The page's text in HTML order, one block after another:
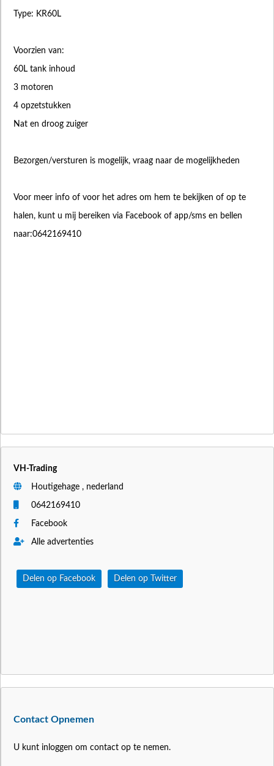
Type: KR60L
Voorzien van:
60L tank inhoud
3 motoren
4 opzetstukken
Nat en droog zuiger
Bezorgen/versturen is mogelijk, vraag naar de mogelijkheden
Voor meer info of voor het adres om hem te bekijken of op te
halen, kunt u mij bereiken via Facebook of app/sms en bellen
naar:0642169410
VH-Trading
Houtigehage , nederland
0642169410
Facebook
Alle advertenties
Delen op Facebook Delen op Twitter
Contact Opnemen
U kunt inloggen om contact op te nemen.